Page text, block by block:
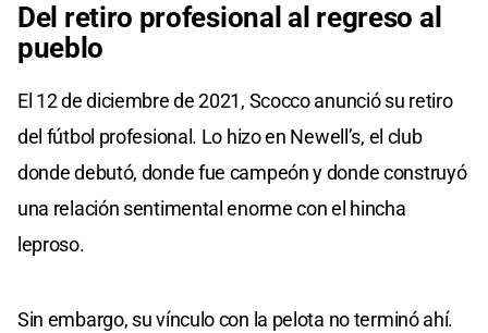
Del retiro profesional al regreso al
pueblo
El 12 de diciembre de 2021, Scocco anunció su retiro
del fútbol profesional. Lo hizo en Newell’s, el club
donde debutó, donde fue campeón y donde construyó
una relación sentimental enorme con el hincha
leproso.
Sin embargo, su vínculo con la pelota no terminó ahí.